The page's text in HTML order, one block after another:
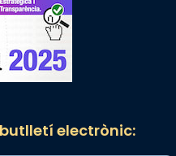
electrònic: